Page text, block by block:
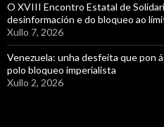
O XVIII Encontro Estatal de
desinformación e do bloqueo ao
Xullo 7, 2026
Venezuela: unha desfeita que pon
polo bloqueo imperialista
Xullo 2, 2026